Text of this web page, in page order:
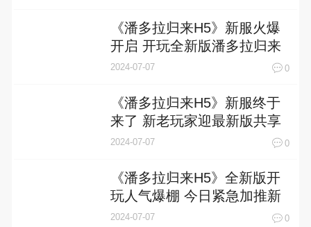
《潘多拉归来H5》新服火爆
开启 开玩全新版潘多拉归来
H5迎接新征程
2024-07-07 0
《潘多拉归来H5》新服终于
来了 新老玩家迎最新版共享
多重礼包
2024-07-07 0
《潘多拉归来H5》全新版开
玩人气爆棚 今日紧急加推新
服
2024-07-07 0